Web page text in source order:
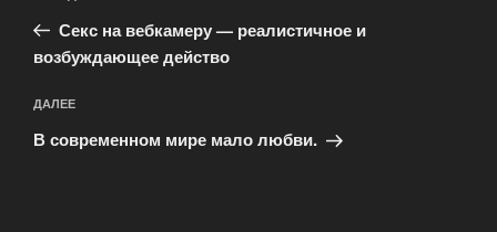
по
записям
запись:
Секс на вебкамеру — реалистичное и
возбуждающее действо
Следующая
запись
ДАЛЕЕ
В современном мире мало любви.